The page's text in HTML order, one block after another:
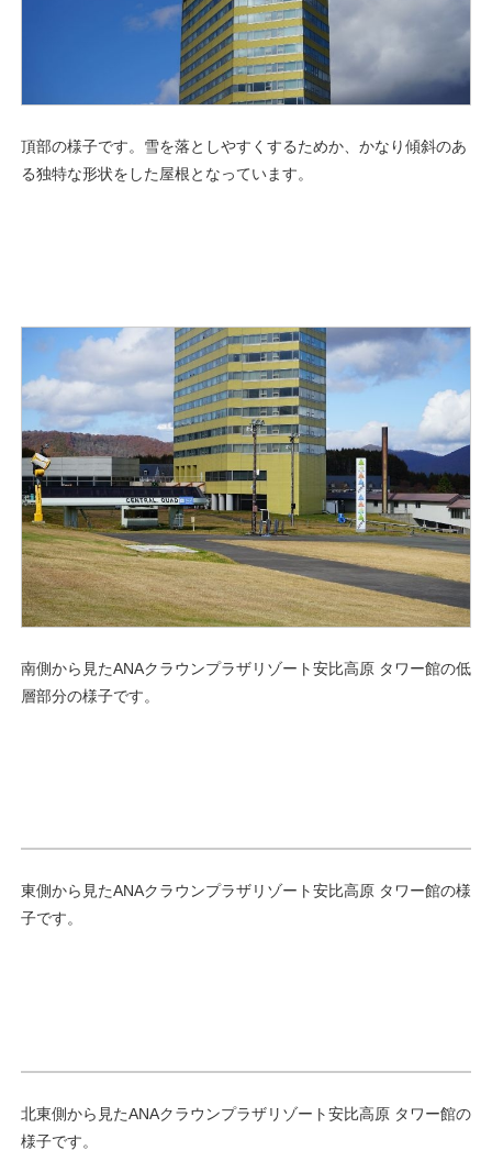
頂部の様子です。雪を落としやすくするためか、かなり傾斜のあ
る独特な形状をした屋根となっています。
南側から見たANAクラウンプラザリゾート安比高原 タワー館の低
層部分の様子です。
東側から見たANAクラウンプラザリゾート安比高原 タワー館の様
子です。
北東側から見たANAクラウンプラザリゾート安比高原 タワー館の
様子です。